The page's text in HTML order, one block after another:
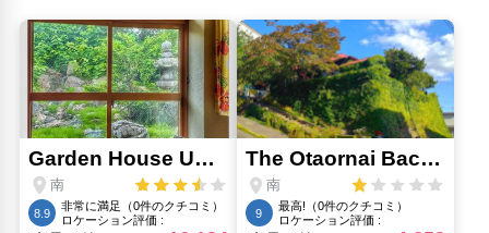
小樽オルゴール堂 2号館アンティークミュージアム(350m)
小樽オルゴール堂本館(350m)
小樽都通り商店街(760m)
手宮線のサイト(750m)
手宮線跡(750m)
日本銀行小樽美術館(460m)
おたる水族館(4.88km)